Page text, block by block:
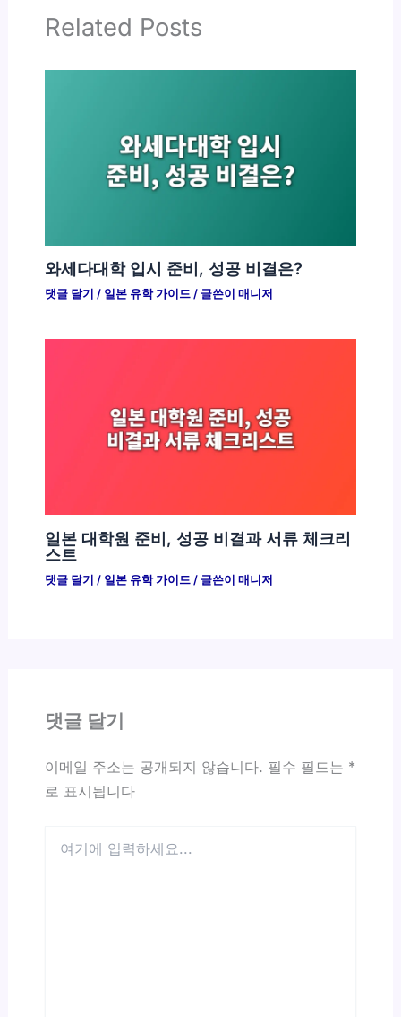
Related Posts
와세다대학 입시 준비, 성공 비결은?
댓글 달기 / 일본 유학 가이드/ 글쓴이 매니저
일본 대학원 준비, 성공 비결과 서류 체크리
스트
댓글 달기 / 일본 유학 가이드/ 글쓴이 매니저
댓글 달기
이메일 주소는 공개되지 않습니다. 필수 필드는 *
로 표시됩니다